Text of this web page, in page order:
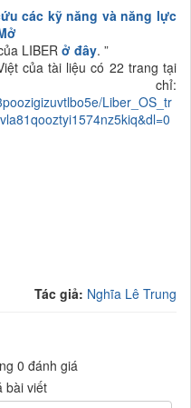
các kỹ năng vànăng lực
LIBER ở đây.”
của tài liệu có 22 trang tại
Liber_OS_tr
Tác giả: Nghĩa Lê Trung
0 đánh giá
bài viết